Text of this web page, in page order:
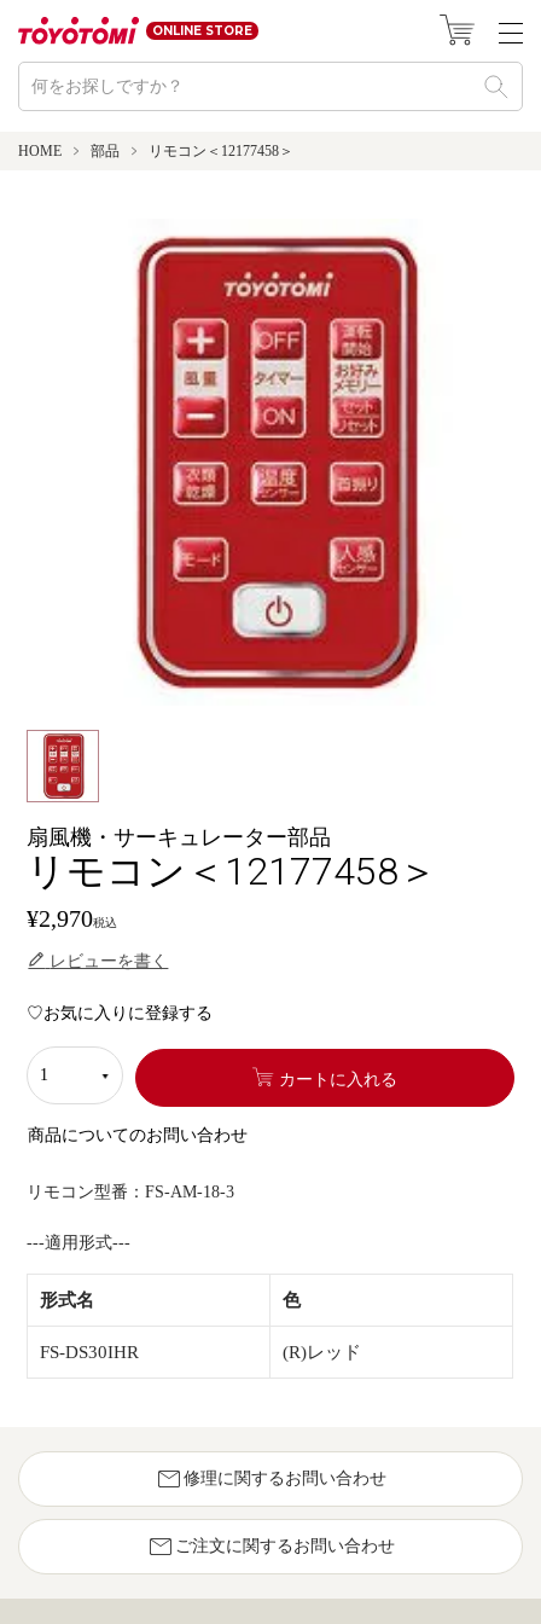
ONLINE STORE
HOME 部品 リモコン＜12177458＞
扇風機・サーキュレーター部品
リモコン＜12177458＞
¥2,970税込
レビューを書く
お気に入りに登録する
カートに入れる
商品についてのお問い合わせ
リモコン型番：FS-AM-18-3
---適用形式---
形式名 色
FS-DS30IHR (R)レッド
mail 修理に関するお問い合わせ
mail ご注文に関するお問い合わせ